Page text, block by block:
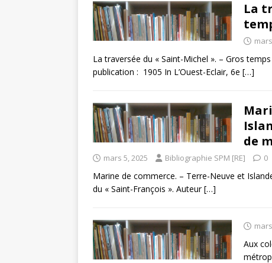
La
La traversée du « Saint-Michel ». – Gros
publication : 1905 In L’Ouest-Eclair, 6e […]
de
mars 5, 2025 Bibliographie SPM [RE] 0
Marine de commerce. – Terre-Neuve et
du « Saint-François ». Auteur[…]
Aux